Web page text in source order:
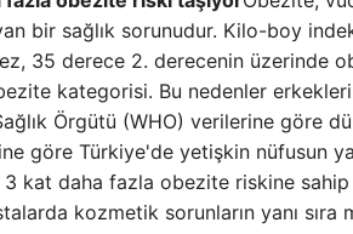
bir sağlık sorunudur. Kilo-boy
35 derece 2. derecenin üzerinde
kategorisi. Bu nedenler
Örgütü (WHO) verilerine göre
göre Türkiye'de yetişkin nüfusun
3 kat daha fazla obezite riskine
kozmetik sorunların yanı sıra